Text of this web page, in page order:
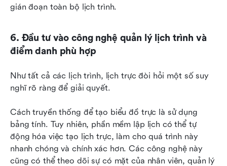
gián đoạn toàn bộ lịch trình.
6. Đầu tư vào công nghệ quản lý lịch trình và
điểm danh phù hợp
Như tất cả các lịch trình, lịch trực đòi hỏi một số suy
nghĩ rõ ràng để giải quyết.
Cách truyền thống để tạo biểu đồ trực là sử dụng
bảng tính. Tuy nhiên, phần mềm lập lịch có thể tự
động hóa việc tạo lịch trực, làm cho quá trình này
nhanh chóng và chính xác hơn. Các công nghệ này
cũng có thể theo dõi sự có mặt của nhân viên, quản lý